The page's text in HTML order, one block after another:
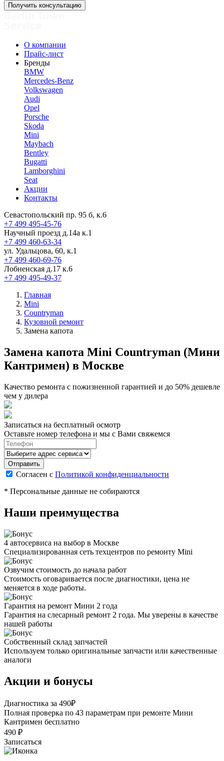
Получить консультацию
О компании
Прайс-лист
Бренды
BMW
Mercedes-Benz
Volkswagen
Audi
Opel
Porsche
Skoda
Mini
Maybach
Bentley
Bugatti
Lamborghini
Seat
Акции
Контакты
Севастопольский пр. 95 б, к.6
+7 499 495-45-76
Научный проезд д.14а к.1
+7 499 460-63-34
ул. Удальцова, 60, к.1
+7 499 460-69-76
Лобненская д.17 к.6
+7 499 495-49-37
Главная
Mini
Countryman
Кузовной ремонт
Замена капота
Замена капота Mini Countryman (Мини
Кантримен) в Москве
Качество ремонта с пожизненной гарантией и до 50% дешевле
чем у дилера
Записаться на бесплатный осмотр
Оставьте номер телефона и мы с Вами свяжемся
Согласен с Политикой конфиденциальности
* Персональные данные не собираются
Наши преимущества
4 автосервиса на выбор в Москве
Специализированная сеть техцентров по ремонту Mini
Озвучим стоимость до начала работ
Стоимость оговаривается после диагностики, цена не
меняется в ходе работы.
Гарантия на ремонт Мини 2 года
Гарантия на слесарный ремонт 2 года. Мы уверены в качестве
нашей работы
Собственный склад запчастей
Используем только оригинальные запчасти или качественные
аналоги
Акции и бонусы
Диагностика за 490₽
Полная проверка по 43 параметрам при ремонте Мини
Кантримен бесплатно
490 ₽
Записаться